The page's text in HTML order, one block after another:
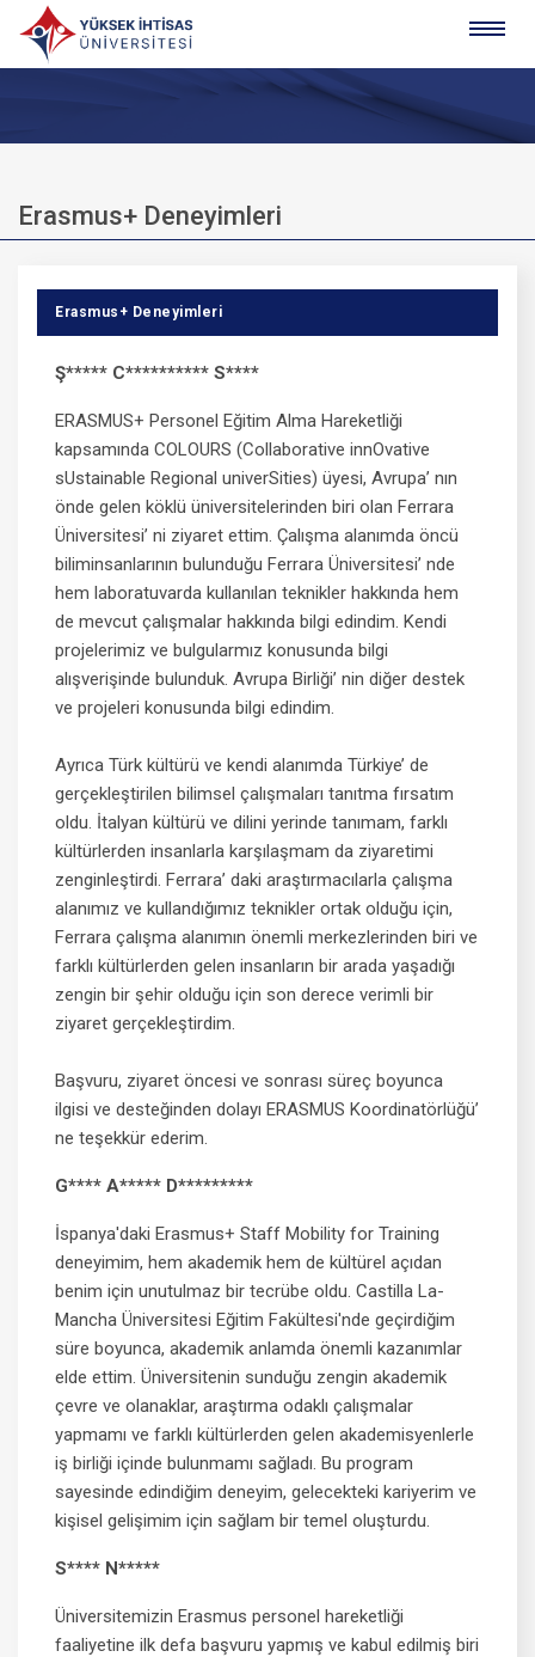
Erasmus+ Deneyimleri
Erasmus+ Deneyimleri
Ş***** C********** S****
ERASMUS+ Personel Eğitim Alma Hareketliği
kapsamında COLOURS (Collaborative innOvative
sUstainable Regional univerSities) üyesi, Avrupa’ nın
önde gelen köklü üniversitelerinden biri olan Ferrara
Üniversitesi’ ni ziyaret ettim. Çalışma alanımda öncü
biliminsanlarının bulunduğu Ferrara Üniversitesi’ nde
hem laboratuvarda kullanılan teknikler hakkında hem
de mevcut çalışmalar hakkında bilgi edindim. Kendi
projelerimiz ve bulgularmız konusunda bilgi
alışverişinde bulunduk. Avrupa Birliği’ nin diğer destek
ve projeleri konusunda bilgi edindim.
Ayrıca Türk kültürü ve kendi alanımda Türkiye’ de
gerçekleştirilen bilimsel çalışmaları tanıtma fırsatım
oldu. İtalyan kültürü ve dilini yerinde tanımam, farklı
kültürlerden insanlarla karşılaşmam da ziyaretimi
zenginleştirdi. Ferrara’ daki araştırmacılarla çalışma
alanımız ve kullandığımız teknikler ortak olduğu için,
Ferrara çalışma alanımın önemli merkezlerinden biri ve
farklı kültürlerden gelen insanların bir arada yaşadığı
zengin bir şehir olduğu için son derece verimli bir
ziyaret gerçekleştirdim.
Başvuru, ziyaret öncesi ve sonrası süreç boyunca
ilgisi ve desteğinden dolayı ERASMUS Koordinatörlüğü’
ne teşekkür ederim.
G**** A***** D*********
İspanya'daki Erasmus+ Staff Mobility for Training
deneyimim, hem akademik hem de kültürel açıdan
benim için unutulmaz bir tecrübe oldu. Castilla La-
Mancha Üniversitesi Eğitim Fakültesi'nde geçirdiğim
süre boyunca, akademik anlamda önemli kazanımlar
elde ettim. Üniversitenin sunduğu zengin akademik
çevre ve olanaklar, araştırma odaklı çalışmalar
yapmamı ve farklı kültürlerden gelen akademisyenlerle
iş birliği içinde bulunmamı sağladı. Bu program
sayesinde edindiğim deneyim, gelecekteki kariyerim ve
kişisel gelişimim için sağlam bir temel oluşturdu.
S**** N*****
Üniversitemizin Erasmus personel hareketliği
faaliyetine ilk defa başvuru yapmış ve kabul edilmiş biri